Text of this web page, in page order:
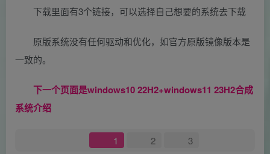
下载里面有3个链接，可以选择自己想要的系统去下载
原版系统没有任何驱动和优化，如官方原版镜像版本是
一致的。
下一个页面是windows10 22H2+windows11 23H2合成
系统介绍
1 2 3